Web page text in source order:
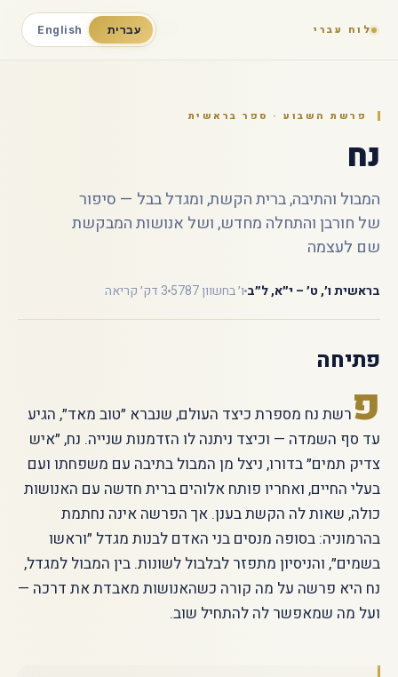
לוח עברי עברית English
פרשת השבוע · ספר בראשית
נח
המבול והתיבה, ברית הקשת, ומגדל בבל — סיפור
של חורבן והתחלה מחדש, ושל אנושות המבקשת
שם לעצמה
בראשית ו׳, ט׳ – י״א, ל״ב ו׳ בחשוון 5787 3 דק׳ קריאה
פתיחה
פרשת נח מספרת כיצד העולם, שנברא ״טוב מאד״, הגיע
עד סף השמדה — וכיצד ניתנה לו הזדמנות שנייה. נח, ״איש
צדיק תמים״ בדורו, ניצל מן המבול בתיבה עם משפחתו ועם
בעלי החיים, ואחריו פותח אלוהים ברית חדשה עם האנושות
כולה, שאות לה הקשת בענן. אך הפרשה אינה נחתמת
בהרמוניה: בסופה מנסים בני האדם לבנות מגדל ״וראשו
בשמים״, והניסיון מתפזר לבלבול לשונות. בין המבול למגדל,
נח היא פרשה על מה קורה כשהאנושות מאבדת את דרכה —
ועל מה שמאפשר לה להתחיל שוב.